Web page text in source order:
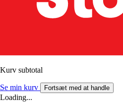
Kurv subtotal
Se min kurv Fortsæt med at handle
Loading...